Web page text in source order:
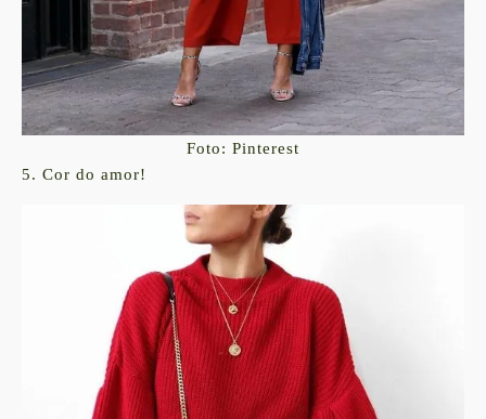
Foto: Pinterest
5. Cor do amor!